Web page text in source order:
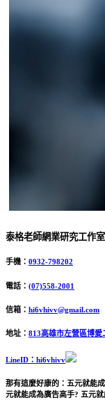
泰格老師網業研究工作室
手機： 0932-798202
電話： (07)558-2001
信箱： hi6vhivv@gmail.com
地址： 813高雄市左營區博愛
LineID：hi6vhivv
那有這麼好康的：五元就能
元就能成為廣告高手? 五元